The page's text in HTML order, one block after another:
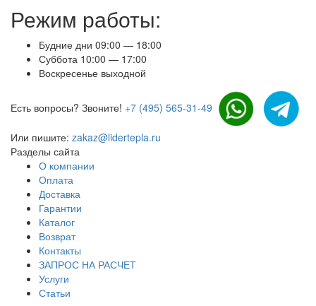
Режим работы:
Будние дни 09:00 — 18:00
Суббота 10:00 — 17:00
Воскресенье выходной
Есть вопросы? Звоните! +7 (495) 565-31-49
Или пишите: zakaz@lidertepla.ru
Разделы сайта
О компании
Оплата
Доставка
Гарантии
Каталог
Возврат
Контакты
ЗАПРОС НА РАСЧЕТ
Услуги
Статьи